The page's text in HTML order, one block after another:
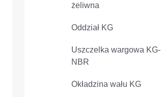
żeliwna
Oddział KG
Uszczelka wargowa KG-
NBR
Okładzina wału KG